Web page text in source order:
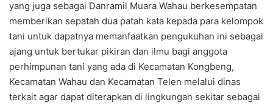
yang juga sebagai Danramil Muara Wahau berkesempatan
memberikan sepatah dua patah kata kepada para kelompok
tani untuk dapatnya memanfaatkan pengukuhan ini sebagai
ajang untuk bertukar pikiran dan ilmu bagi anggota
perhimpunan tani yang ada di Kecamatan Kongbeng,
Kecamatan Wahau dan Kecamatan Telen melalui dinas
terkait agar dapat diterapkan di lingkungan sekitar sebagai